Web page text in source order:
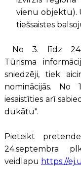
vienu objektu).
tiešsaistes
No 3. līdz
Tūrisma
sniedzēji, tiek
nominācijās. No
iesaistīties arī
dukātu".
Pieteikt
24.septembra
veidlapu https://